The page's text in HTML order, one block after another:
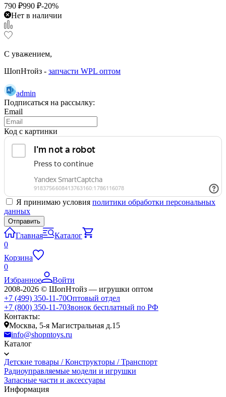
790 ₽990 ₽-20%
Нет в наличии
С уважением,
ШопНтойз - запчасти WPL оптом
admin
Подписаться на рассылку:
Email
Код с картинки
Я принимаю условия политики обработки персональных
данных
Главная
Каталог
0
Корзина
0
Избранное
Войти
2008-2026 © ШопНтойз — игрушки оптом
+7 (499) 350-11-70Оптовый отдел
+7 (800) 350-11-70Звонок бесплатный по РФ
Контакты:
Москва, 5-я Магистральная д.15
info@shopntoys.ru
Каталог
Детские товары / Конструкторы / Транспорт
Радиоуправляемые модели и игрушки
Запасные части и аксессуары
Информация